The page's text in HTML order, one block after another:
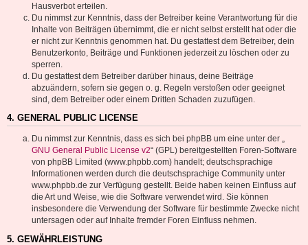
Hausverbot erteilen.
Du nimmst zur Kenntnis, dass der Betreiber keine Verantwortung für die
Inhalte von Beiträgen übernimmt, die er nicht selbst erstellt hat oder die
er nicht zur Kenntnis genommen hat. Du gestattest dem Betreiber, dein
Benutzerkonto, Beiträge und Funktionen jederzeit zu löschen oder zu
sperren.
Du gestattest dem Betreiber darüber hinaus, deine Beiträge
abzuändern, sofern sie gegen o. g. Regeln verstoßen oder geeignet
sind, dem Betreiber oder einem Dritten Schaden zuzufügen.
4. GENERAL PUBLIC LICENSE
Du nimmst zur Kenntnis, dass es sich bei phpBB um eine unter der „
GNU General Public License v2“ (GPL) bereitgestellten Foren-Software
von phpBB Limited (www.phpbb.com) handelt; deutschsprachige
Informationen werden durch die deutschsprachige Community unter
www.phpbb.de zur Verfügung gestellt. Beide haben keinen Einfluss auf
die Art und Weise, wie die Software verwendet wird. Sie können
insbesondere die Verwendung der Software für bestimmte Zwecke nicht
untersagen oder auf Inhalte fremder Foren Einfluss nehmen.
5. GEWÄHRLEISTUNG